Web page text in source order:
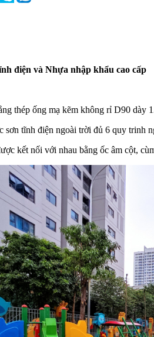
điện và Nhựa nhập khẩu cao cấp
thép ống mạ kẽm không rỉ D90 dày
sơn tĩnh điện ngoài trời đủ 6 quy
kết nối với nhau bằng ốc âm cột,